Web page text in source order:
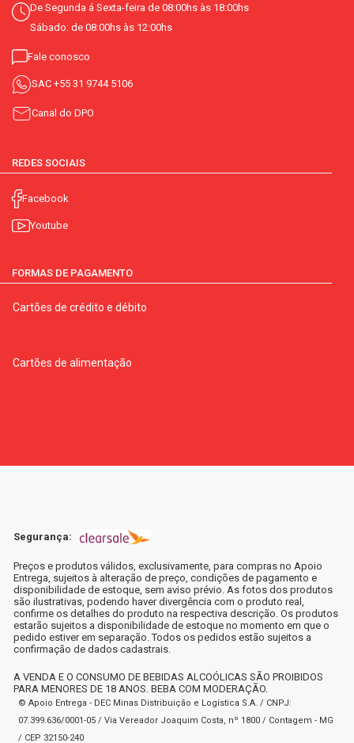
De Segunda á Sexta-feira de 08:00hs às 18:00hs
Sábado: de 08:00hs às 12:00hs
Fale conosco
SAC +55 31 9744 5106
Canal do DPO
REDES SOCIAIS
Facebook
Youtube
FORMAS DE PAGAMENTO
Cartões de crédito e débito
Cartões de alimentação
Segurança:
Preços e produtos válidos, exclusivamente, para compras no Apoio
Entrega, sujeitos à alteração de preço, condições de pagamento e
disponibilidade de estoque, sem aviso prévio. As fotos dos produtos
são ilustrativas, podendo haver divergência com o produto real,
confirme os detalhes do produto na respectiva descrição. Os produtos
estarão sujeitos a disponibilidade de estoque no momento em que o
pedido estiver em separação. Todos os pedidos estão sujeitos a
confirmação de dados cadastrais.
A VENDA E O CONSUMO DE BEBIDAS ALCOÓLICAS SÃO PROIBIDOS
PARA MENORES DE 18 ANOS. BEBA COM MODERAÇÃO.
© Apoio Entrega - DEC Minas Distribuição e Logística S.A. / CNPJ:
07.399.636/0001-05 / Via Vereador Joaquim Costa, nº 1800 / Contagem - MG
/ CEP 32150-240